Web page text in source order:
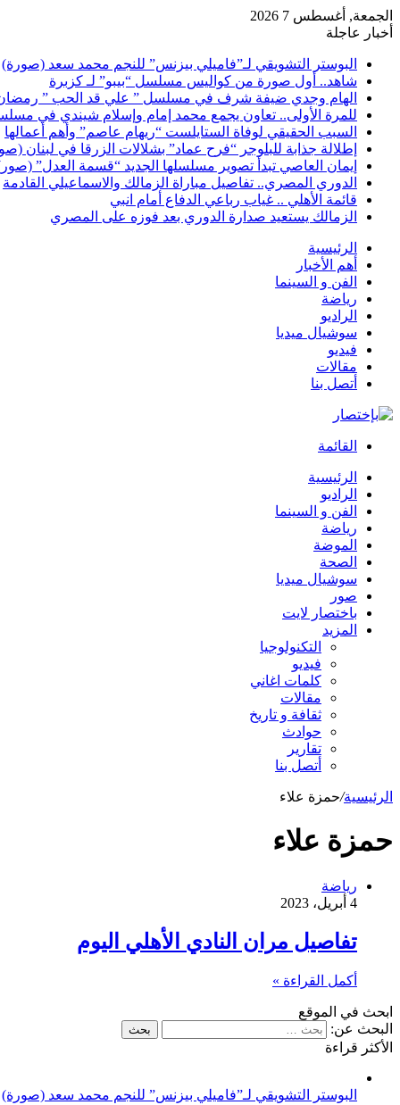
الجمعة, أغسطس 7 2026
أخبار عاجلة
البوستر التشويقي لـ”فاميلي بيزنس” للنجم محمد سعد (صورة)
شاهد.. أول صورة من كواليس مسلسل “بيبو” لـ كزبرة
الهام وجدي ضيفة شرف في مسلسل ” علي قد الحب ” رمضان
للمرة الأولى.. تعاون يجمع محمد إمام وإسلام شيندي في
السبب الحقيقي لوفاة الستايلست “ريهام عاصم” وأهم أعمالها
إطلالة جذابة للبلوجر “فرح عماد” بشلالات الزرقا في لبنان
إيمان العاصي تبدأ تصوير مسلسلها الجديد “قسمة العدل”
الدوري المصري.. تفاصيل مباراة الزمالك والاسماعيلي القادمة
قائمة الأهلي .. غياب رباعي الدفاع أمام انبي
الزمالك يستعيد صدارة الدوري بعد فوزه على المصري
الرئيسية
أهم الأخبار
الفن و السينما
رياضة
الراديو
سوشيال ميديا
فيديو
مقالات
أتصل بنا
القائمة
الرئيسية
الراديو
الفن و السينما
رياضة
الموضة
الصحة
سوشيال ميديا
صور
باختصار لايت
المزيد
التكنولوجيا
فيديو
كلمات اغاني
مقالات
ثقافة و تاريخ
حوادث
تقارير
أتصل بنا
الرئيسية/حمزة علاء
حمزة علاء
رياضة
4 أبريل، 2023
تفاصيل مران النادي الأهلي اليوم
أكمل القراءة »
ابحث في الموقع
البحث عن:
الأكثر قراءة
البوستر التشويقي لـ”فاميلي بيزنس” للنجم محمد سعد (صورة)